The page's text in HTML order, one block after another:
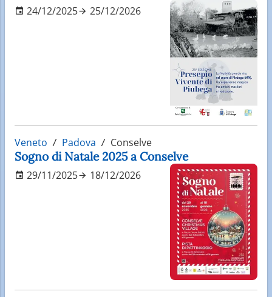
24/12/2025 25/12/2026
Veneto Padova Conselve
Sogno di Natale 2025 a Conselve
29/11/2025 18/12/2026